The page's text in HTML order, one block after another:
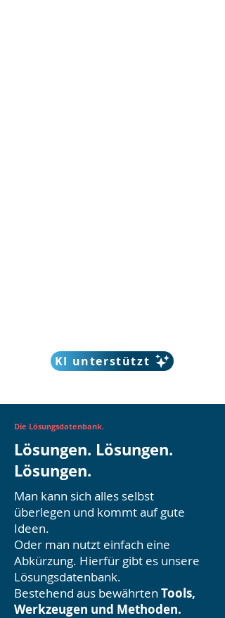
KI unterstützt
Die Lösungsdatenbank.
Lösungen. Lösungen.
Lösungen.
Man kann sich alles selbst
überlegen und kommt auf gute
Ideen.
Oder man nutzt einfach eine
Abkürzung. Hierfür gibt es unsere
Lösungsdatenbank.
Bestehend aus bewährten Tools,
Werkzeugen und Methoden.